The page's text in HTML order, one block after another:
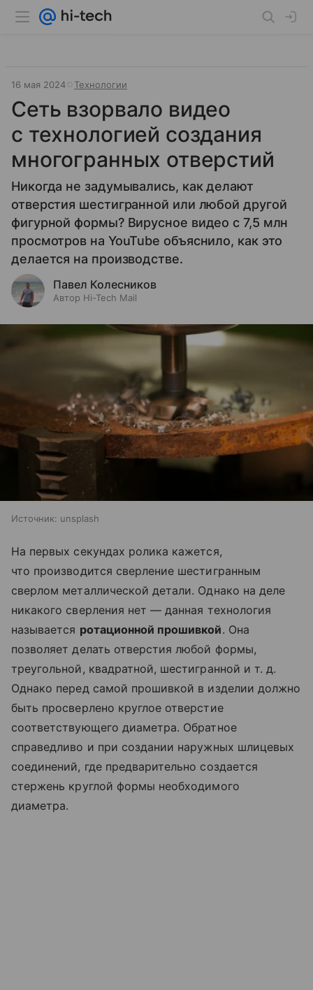
16 мая 2024 Технологии
Сеть взорвало видео
с технологией создания
многогранных отверстий
Никогда не задумывались, как делают
отверстия шестигранной или любой другой
фигурной формы? Вирусное видео с 7,5 млн
просмотров на YouTube объяснило, как это
делается на производстве.
Павел Колесников
Автор Hi-Tech Mail
Источник: unsplash
На первых секундах ролика кажется,
что производится сверление шестигранным
сверлом металлической детали. Однако на деле
никакого сверления нет — данная технология
называется ротационной прошивкой. Она
позволяет делать отверстия любой формы,
треугольной, квадратной, шестигранной и т. д.
Однако перед самой прошивкой в изделии должно
быть просверлено круглое отверстие
соответствующего диаметра. Обратное
справедливо и при создании наружных шлицевых
соединений, где предварительно создается
стержень круглой формы необходимого
диаметра.